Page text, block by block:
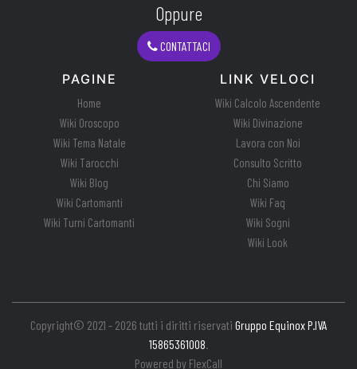
Oppure
CONTATTACI
PAGINE
Home
Wiki Oroscopo
Wiki Tema Natale
Wiki Tarocchi
Wiki Blog
Wiki Cartomanti
Wiki Turni Cartomanti
LINK VELOCI
Wiki Calcolo Ascendente
Wiki Divinazione
Lavora con Noi
Consulto Scritto
Chi Siamo
Wiki Faq
Wiki Sogni
Wiki Look
Copyright© 2021 - 2026 tutti i diritti riservati Gruppo Equinox P.IVA
15865361008
Powered by FlexCall